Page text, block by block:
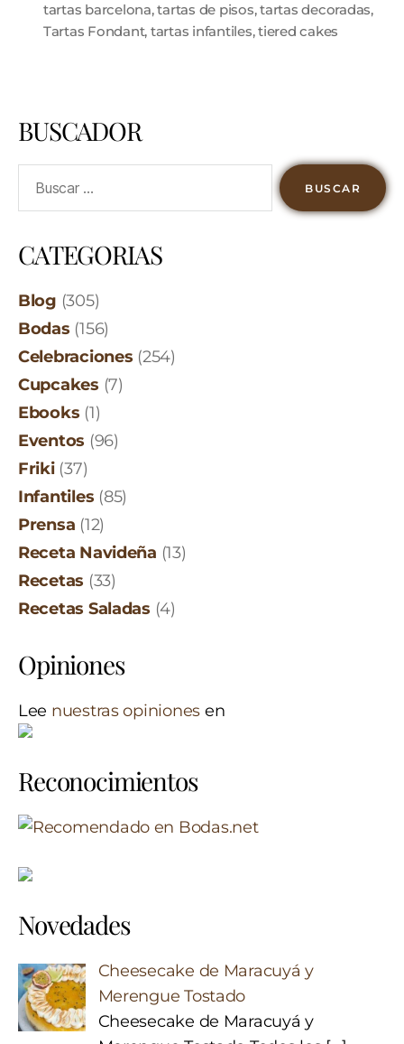
tartas barcelona,tartas de pisos,tartas decoradas,
Tartas Fondant, tartas infantiles,tiered cakes
BUSCADOR
CATEGORIAS
Blog (305)
Bodas (156)
Celebraciones (254)
Cupcakes (7)
Ebooks (1)
Eventos (96)
Friki(37)
Infantiles (85)
Prensa (12)
Receta Navideña (13)
Recetas (33)
Recetas Saladas (4)
Opiniones
Lee nuestras opiniones en
Reconocimientos
Novedades
Cheesecake de Maracuyá y
Merengue Tostado
Cheesecake de Maracuyá y